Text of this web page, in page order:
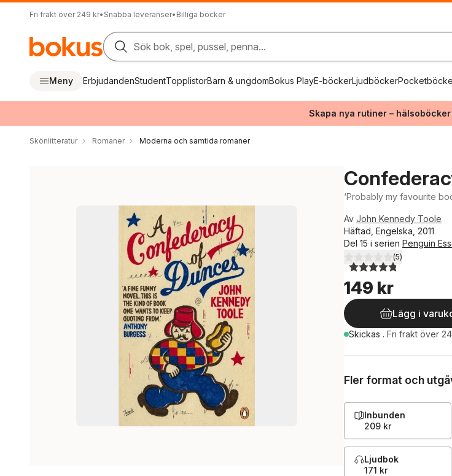
Fri frakt över 249 kr• Snabba leveranser• Billiga böcker
Sök bok, spel, pussel, penna...
Meny ErbjudandenStudentTopplistorBarn & ungdomBokus PlayE-böckerLjudböcker
Skapa nya rutiner –
Skönlitteratur Romaner Moderna och samtida romaner
‘Probably my favourite
Av John Kennedy Toole
Häftad, Engelska, 2011
Del 15 i serien Penguin
4,8utav 5 stjärnor. Totalt
(5)
149 kr
Lägg i
Skickas . Fri frakt över
Fler format och
Inbunden
209 kr
Ljudbok
171 kr